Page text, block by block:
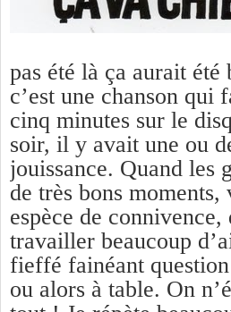
pas été là ça aurait
c’est une chanson
cinq minutes sur le
soir, il y avait une ou
jouissance. Quand les
de très bons
espèce de
travailler beaucoup
fieffé fainéant
ou alors à table. On